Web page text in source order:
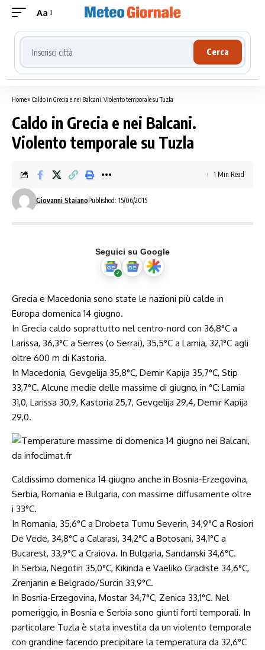
Aa
Cerca località meteo
Cerca
Home» Caldo in Grecia e nei Balcani. Violento temporale su Tuzla
Caldo in Grecia e nei Balcani.
Violento temporale su Tuzla
Giovanni StaianoPublished: 15/06/2015
1 Min Read
Seguici su Google
Grecia e Macedonia sono state le nazioni più calde in
Europa domenica 14 giugno.
In Grecia caldo soprattutto nel centro-nord con 36,8°C a
Larissa, 36,3°C a Serres (o Serrai), 35,5°C a Lamia, 32,1°C agli
oltre 600 m di Kastoria.
In Macedonia, Gevgelija 35,8°C, Demir Kapija 35,7°C, Stip
33,7°C. Alcune medie delle massime di giugno, in °C: Lamia
31,0, Larissa 30,9, Kastoria 25,7, Gevgelija 29,4, Demir Kapija
29,0.
Caldissimo domenica 14 giugno anche in Bosnia-Erzegovina,
Serbia, Romania e Bulgaria, con massime diffusamente oltre
i 33°C.
In Romania, 35,6°C a Drobeta Turnu Severin, 34,9°C a Rosiori
De Vede, 34,8°C a Calarasi, 34,2°C a Botosani, 34,1°C a
Bucarest, 33,9°C a Craiova. In Bulgaria, Sandanski 34,6°C.
In Serbia, Negotin 35,0°C, Kikinda e Vaeliko Gradiste 34,6°C,
Zrenjanin e Belgrado/Surcin 33,9°C.
In Bosnia-Erzegovina, Mostar 34,7°C, Zenica 33,1°C. Nel
pomeriggio, in Bosnia e Serbia sono giunti forti temporali. In
particolare Tuzla è stata investita da un violento temporale
con grandine facendo precipitare la temperatura da 32,6°C